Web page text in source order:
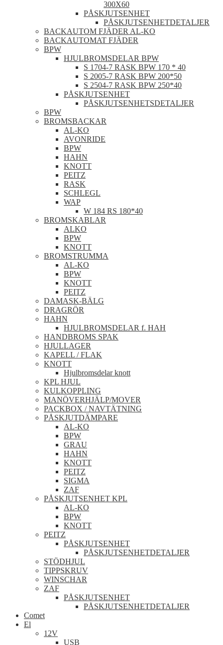
300X60
PÅSKJUTSENHET
PÅSKJUTSENHETDETALJER
BACKAUTOM FJÄDER AL-KO
BACKAUTOMAT FJÄDER
BPW
HJULBROMSDELAR BPW
S 1704-7 RASK BPW 170 * 40
S 2005-7 RASK BPW 200*50
S 2504-7 RASK BPW 250*40
PÅSKJUTSENHET
PÅSKJUTSENHETSDETALJER
BPW
BROMSBACKAR
AL-KO
AVONRIDE
BPW
HAHN
KNOTT
PEITZ
RASK
SCHLEGL
WAP
W 184 RS 180*40
BROMSKABLAR
ALKO
BPW
KNOTT
BROMSTRUMMA
AL-KO
BPW
KNOTT
PEITZ
DAMASK-BÄLG
DRAGRÖR
HAHN
HJULBROMSDELAR f. HAH
HANDBROMS SPAK
HJULLAGER
KAPELL / FLAK
KNOTT
Hjulbromsdelar knott
KPL HJUL
KULKOPPLING
MANÖVERHJÄLP/MOVER
PACKBOX / NAVTÄTNING
PÅSKJUTDÄMPARE
AL-KO
BPW
GRAU
HAHN
KNOTT
PEITZ
SIGMA
ZAF
PÅSKJUTSENHET KPL
AL-KO
BPW
KNOTT
PEITZ
PÅSKJUTSENHET
PÅSKJUTSENHETDETALJER
STÖDHJUL
TIPPSKRUV
WINSCHAR
ZAF
PÅSKJUTSENHET
PÅSKJUTSENHETDETALJER
Comet
El
12V
USB